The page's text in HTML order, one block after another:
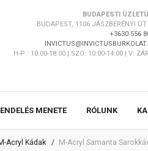
BUDAPESTI
BUDAPEST, 1106 JÁSZBERÉNYI ÚT
+3630 556
H-P : 10:00-18:00 | SZO: 10:00-14:00 | V:
MENETE RÓLUNK
Acryl Kádak M-Acryl Samanta